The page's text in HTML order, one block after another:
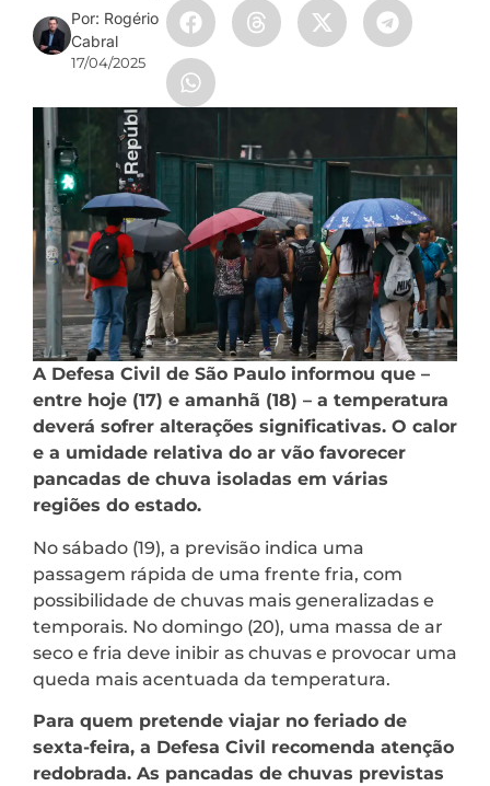
Por: Rogério
Cabral
17/04/2025
A Defesa Civil de São Paulo informou que –
entre hoje (17) e amanhã (18) – a temperatura
deverá sofrer alterações significativas. O calor
e a umidade relativa do ar vão favorecer
pancadas de chuva isoladas em várias
regiões do estado.
No sábado (19), a previsão indica uma
passagem rápida de uma frente fria, com
possibilidade de chuvas mais generalizadas e
temporais. No domingo (20), uma massa de ar
seco e fria deve inibir as chuvas e provocar uma
queda mais acentuada da temperatura.
Para quem pretende viajar no feriado de
sexta-feira, a Defesa Civil recomenda atenção
redobrada. As pancadas de chuvas previstas